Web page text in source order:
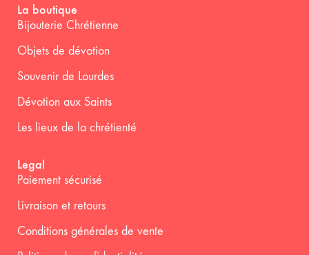
La boutique
Bijouterie Chrétienne
Objets de dévotion
Souvenir de Lourdes
Dévotion aux Saints
Les lieux de la chrétienté
Legal
Paiement sécurisé
Livraison et retours
Conditions générales de vente